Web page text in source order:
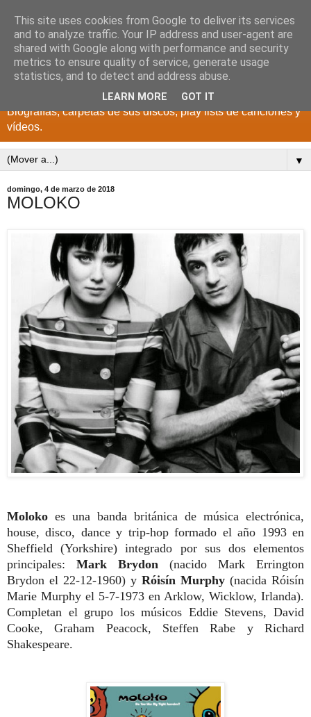
DISCOS PARA EL
RECUERDO
CANTANTES Y GRUPOS DE LOS AÑOS 1950 a 2022.
Biografías, carpetas de sus discos, play lists de canciones y
vídeos.
▼
domingo, 4 de marzo de 2018
MOLOKO
Moloko es una banda británica de música electrónica,
house, disco, dance y trip-hop formado el año 1993 en
Sheffield (Yorkshire) integrado por sus dos elementos
principales: Mark Brydon (nacido Mark Errington
Brydon el 22-12-1960) y Róisín Murphy (nacida Róisín
Marie Murphy el 5-7-1973 en Arklow, Wicklow, Irlanda).
Completan el grupo los músicos Eddie Stevens, David
Cooke, Graham Peacock, Steffen Rabe y Richard
Shakespeare.
This site uses cookies from Google to deliver its services
and to analyze traffic. Your IP address and user-agent are
shared with Google along with performance and security
metrics to ensure quality of service, generate usage
statistics, and to detect and address abuse.
LEARN MORE GOT IT